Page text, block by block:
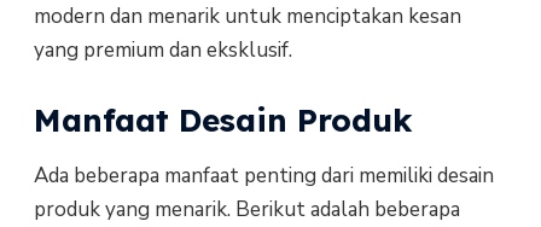
modern dan menarik untuk menciptakan kesan
yang premium dan eksklusif.
Manfaat Desain Produk
Ada beberapa manfaat penting dari memiliki desain
produk yang menarik. Berikut adalah beberapa